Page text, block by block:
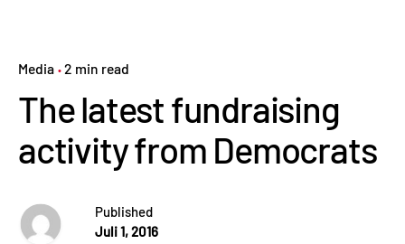
Media 2 min read
The latest fundraising
activity from Democrats
Published
Juli 1, 2016